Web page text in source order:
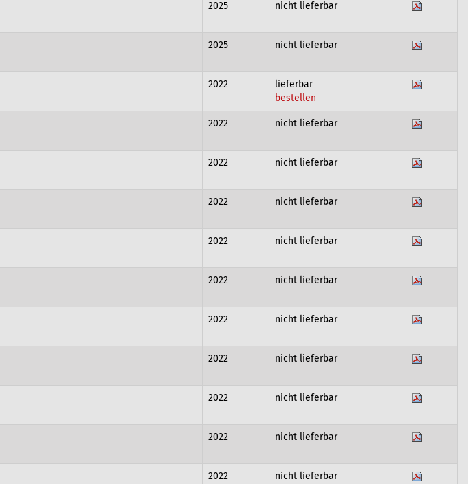
2025 nicht lieferbar
2025 nicht lieferbar
2022
lieferbar
bestellen
2022 nicht lieferbar
2022 nicht lieferbar
2022 nicht lieferbar
2022 nicht lieferbar
2022 nicht lieferbar
2022 nicht lieferbar
2022 nicht lieferbar
2022 nicht lieferbar
2022 nicht lieferbar
2022 nicht lieferbar